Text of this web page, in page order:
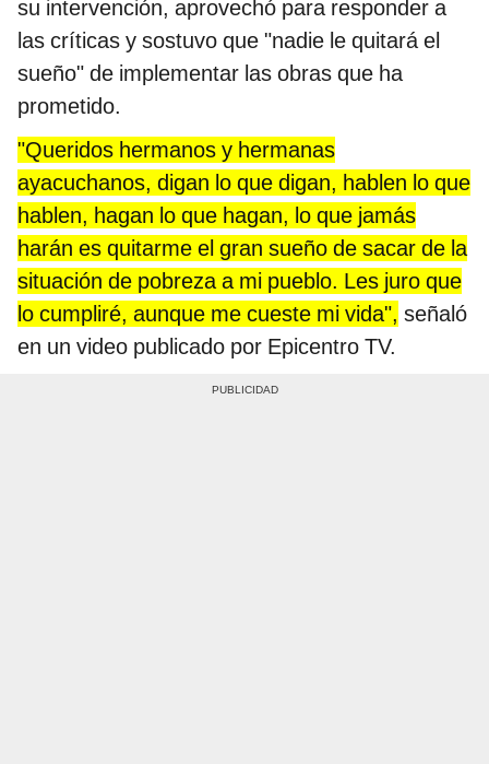
su intervención, aprovechó para responder a
las críticas y sostuvo que "nadie le quitará el
sueño" de implementar las obras que ha
prometido.
"Queridos hermanos y hermanas
ayacuchanos, digan lo que digan, hablen lo que
hablen, hagan lo que hagan, lo que jamás
harán es quitarme el gran sueño de sacar de la
situación de pobreza a mi pueblo. Les juro que
lo cumpliré, aunque me cueste mi vida", señaló
en un video publicado por Epicentro TV.